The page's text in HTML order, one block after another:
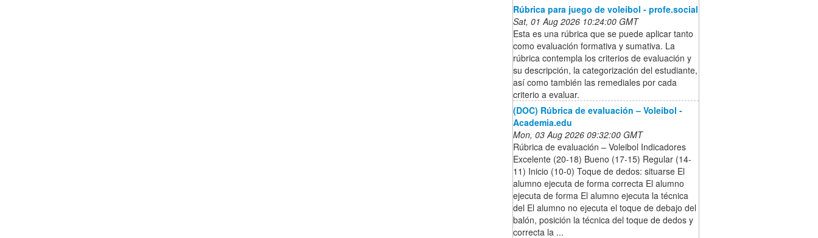
Rúbrica para juego de voleibol - profe.social
Sat, 01 Aug 2026 10:24:00 GMT
Esta es una rúbrica que se puede aplicar tanto
como evaluación formativa y sumativa. La
rúbrica contempla los criterios de evaluación y
su descripción, la categorización del estudiante,
así como también las remediales por cada
criterio a evaluar.
(DOC) Rúbrica de evaluación – Voleibol -
Academia.edu
Mon, 03 Aug 2026 09:32:00 GMT
Rúbrica de evaluación – Voleibol Indicadores
Excelente (20-18) Bueno (17-15) Regular (14-
11) Inicio (10-0) Toque de dedos: situarse El
alumno ejecuta de forma correcta El alumno
ejecuta de forma El alumno ejecuta la técnica
del El alumno no ejecuta el toque de debajo del
balón, posición la técnica del toque de dedos y
correcta la ...